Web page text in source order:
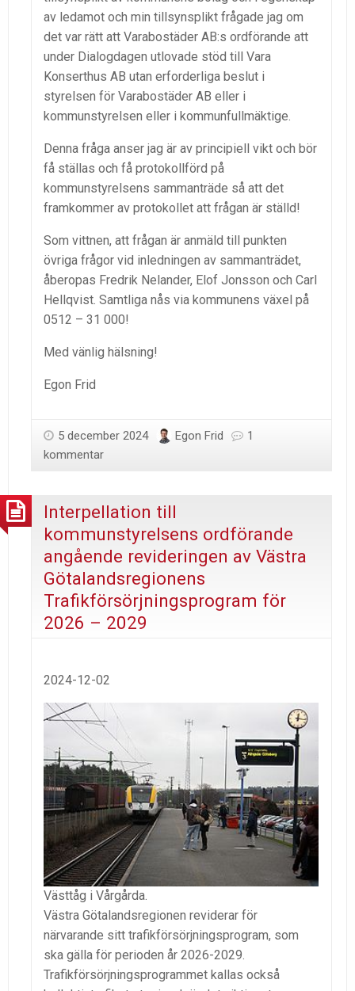
av ledamot och min tillsynsplikt frågade jag om
det var rätt att Varabostäder AB:s ordförande att
under Dialogdagen utlovade stöd till Vara
Konserthus AB utan erforderliga beslut i
styrelsen för Varabostäder AB eller i
kommunstyrelsen eller i kommunfullmäktige.
Denna fråga anser jag är av principiell vikt och bör
få ställas och få protokollförd på
kommunstyrelsens sammanträde så att det
framkommer av protokollet att frågan är ställd!
Som vittnen, att frågan är anmäld till punkten
övriga frågor vid inledningen av sammanträdet,
åberopas Fredrik Nelander, Elof Jonsson och Carl
Hellqvist. Samtliga nås via kommunens växel på
0512 – 31 000!
Med vänlig hälsning!
Egon Frid
5 december 2024 Egon Frid
1
kommentar
Interpellation till
kommunstyrelsens ordförande
angående revideringen av Västra
Götalandsregionens
Trafikförsörjningsprogram för
2026 – 2029
2024-12-02
Västtåg i Vårgårda.
Västra Götalandsregionen reviderar för
närvarande sitt trafikförsörjningsprogram, som
ska gälla för perioden år 2026-2029.
Trafikförsörjningsprogrammet kallas också